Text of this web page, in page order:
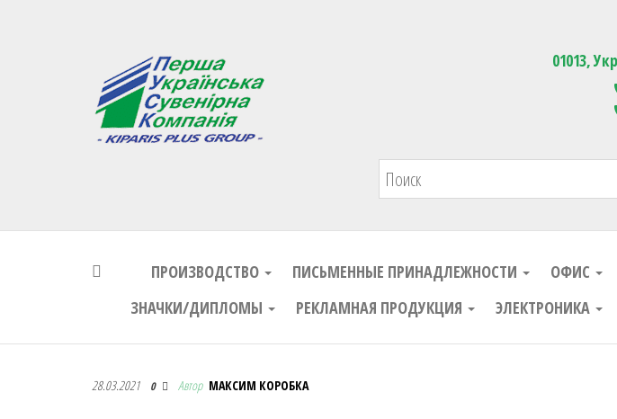
Первая Украинская Сувенирная Компания 01013,
ПРОИЗВОДСТВО ПИСЬМЕННЫЕ ПРИНАДЛЕЖНОСТИ ОФИС
ЗНАЧКИ/ДИПЛОМЫ
РЕКЛАМНАЯ ПРОДУКЦИЯ ЭЛЕКТРОНИКА
Первая Украинская Сувенирная Компания
28.03.2021 0 Автор МАКСИМ КОРОБКА